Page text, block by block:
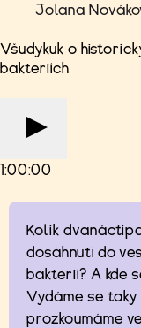
Jolana
Všudykuk o
bakteriích
1:00:00
Kolik
dosáhnutí do
bakterií? A kde
Vydáme se
prozkoumáme